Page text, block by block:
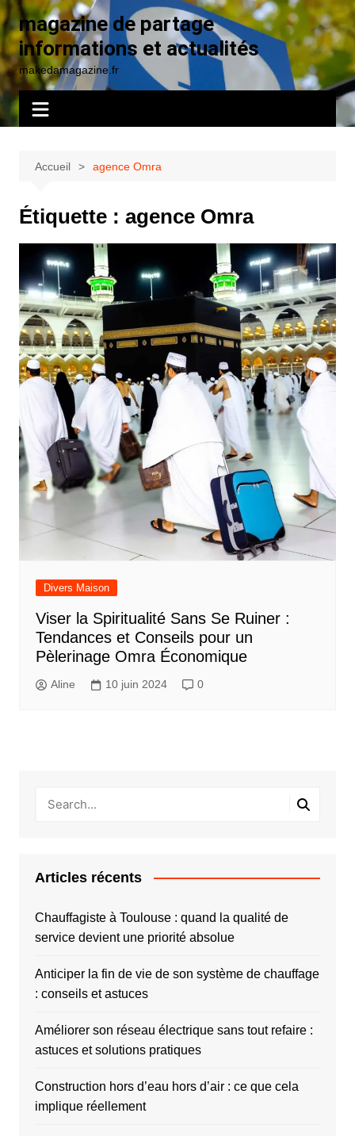
Aller
au
contenu
magazine de partage
informations et actualités
makedamagazine.fr
Accueil agence Omra
Étiquette : agence Omra
Divers Maison
Viser la Spiritualité Sans Se Ruiner :
Tendances et Conseils pour un
Pèlerinage Omra Économique
Aline 10 juin 2024 0
Articles récents
Chauffagiste à Toulouse : quand la qualité de
service devient une priorité absolue
Anticiper la fin de vie de son système de chauffage
: conseils et astuces
Améliorer son réseau électrique sans tout refaire :
astuces et solutions pratiques
Construction hors d’eau hors d’air : ce que cela
implique réellement